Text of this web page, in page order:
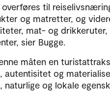
til
og matretter, og
mat- og drikkeruter,
sier Bugge.
måten en
og
naturlige og lokale